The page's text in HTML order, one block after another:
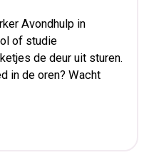
Avondhulp in
of studie
de deur uit sturen.
in de oren? Wacht